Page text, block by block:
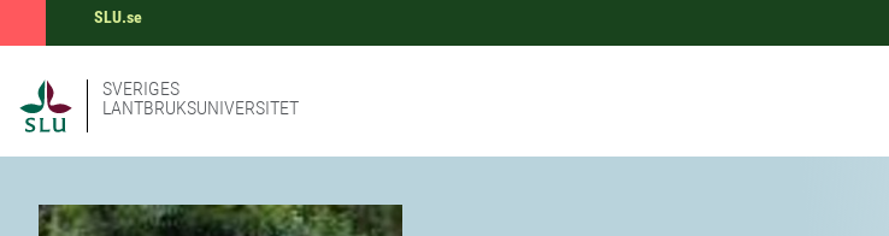
SLU.se
SVERIGES
LANTBRUKSUNIVERSITET